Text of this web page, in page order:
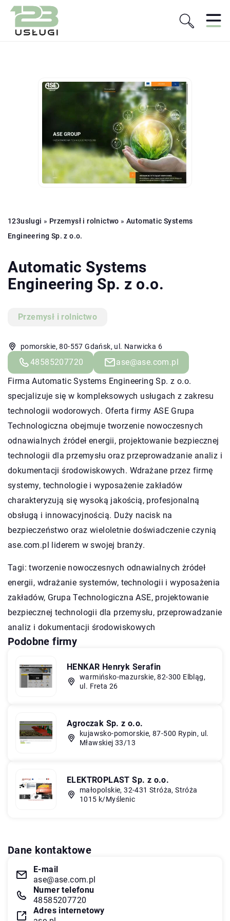
123uslugi » Przemysł i rolnictwo »Automatic Systems
Engineering Sp. z o.o.
Automatic Systems
Engineering Sp. z o.o.
Przemysł i rolnictwo
pomorskie, 80-557 Gdańsk, ul. Narwicka 6
48585207720
ase@ase.com.pl
Firma Automatic Systems Engineering Sp. z o.o.
specjalizuje się w kompleksowych usługach z zakresu
technologii wodorowych. Oferta firmy ASE Grupa
Technologiczna obejmuje tworzenie nowoczesnych
odnawialnych źródeł energii, projektowanie bezpiecznej
technologii dla przemysłu oraz przeprowadzanie analiz i
dokumentacji środowiskowych. Wdrażane przez firmę
systemy, technologie i wyposażenie zakładów
charakteryzują się wysoką jakością, profesjonalną
obsługą i innowacyjnością. Duży nacisk na
bezpieczeństwo oraz wieloletnie doświadczenie czynią
ase.com.pl liderem w swojej branży.
Tagi: tworzenie nowoczesnych odnawialnych żródeł
energii, wdrażanie systemów, technologii i wyposażenia
zakładów, Grupa Technologiczna ASE, projektowanie
bezpiecznej technologii dla przemysłu, przeprowadzanie
analiz i dokumentacji środowiskowych
Podobne firmy
HENKAR Henryk Serafin
warmińsko-mazurskie, 82-300 Elbląg,
ul. Freta 26
Agroczak Sp. z o.o.
kujawsko-pomorskie, 87-500 Rypin, ul.
Mławskiej 33/13
ELEKTROPLAST Sp. z o.o.
małopolskie, 32-431 Stróża, Stróża
1015 k/Myślenic
Dane kontaktowe
E-mail
ase@ase.com.pl
Numer telefonu
48585207720
Adres internetowy